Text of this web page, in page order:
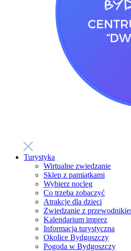
Turystyka
Wirtualne zwiedzanie
Sklep z pamiątkami
Wybierz nocleg
Co trzeba zobaczyć
Atrakcje dla dzieci
Zwiedzanie z
Kalendarium imprez
Informacja turystyczna
Okolice Bydgoszczy
Pogoda w Bydgoszczy